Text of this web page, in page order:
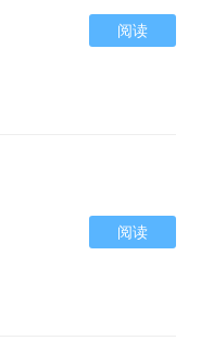
阅读
阅读